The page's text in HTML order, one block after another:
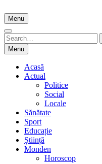
to
content
Menu
Search
for:
Search
Menu
Acasă
Actual
Politice
Social
Locale
Sănătate
Sport
Educație
Știință
Monden
Horoscop